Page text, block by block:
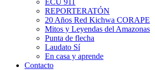
ECU 911
REPORTERATÓN
20 Años Red Kichwa CORAPE
Mitos y Leyendas del Amazonas
Punta de flecha
Laudato Sí
En casa y aprende
Contacto